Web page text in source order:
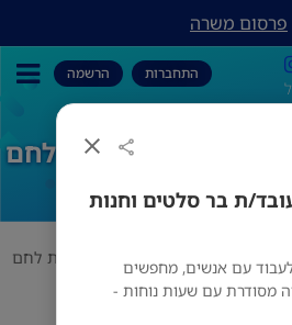
ת בר סלטים וחנות
עם אנשים, מחפשים
מסודרת עם שעות נוחות -
פרסום משרה
התחברות הרשמה
ת בר סלטים וחנות לחם
✨🍞
🥗✨ דרוש/ה עובד/ת בר סלטים וחנות לחם